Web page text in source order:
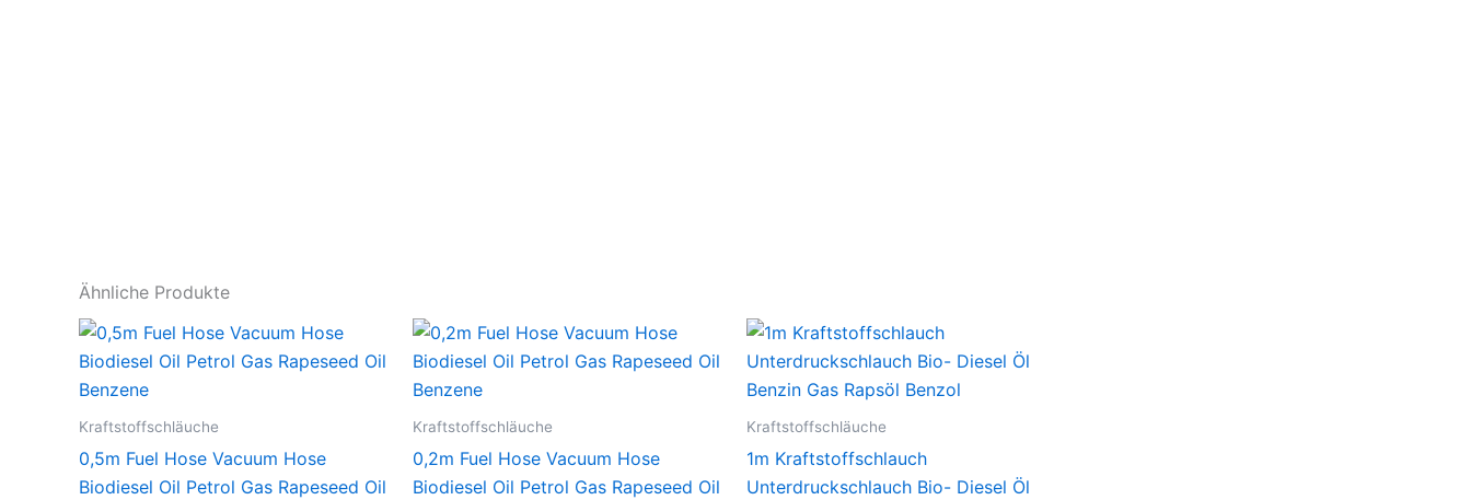
Ähnliche Produkte
Kraftstoffschläuche
0,5m Fuel Hose Vacuum Hose
Biodiesel Oil Petrol Gas Rapeseed Oil
Kraftstoffschläuche
0,2m Fuel Hose Vacuum Hose
Biodiesel Oil Petrol Gas Rapeseed Oil
Kraftstoffschläuche
1m Kraftstoffschlauch
Unterdruckschlauch Bio- Diesel Öl